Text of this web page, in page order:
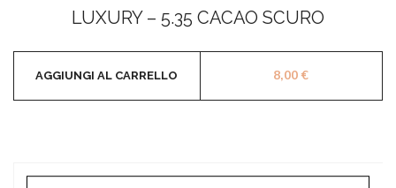
su
5
LUXURY – 5.35 CACAO SCURO
8,00€
AGGIUNGI AL CARRELLO